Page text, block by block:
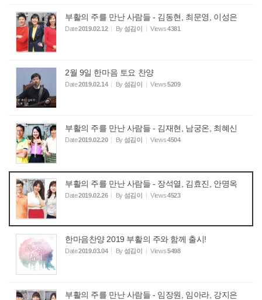
부활의 주를 만난 사람들 - 김동현, 최문영, 이성은
Date2019.02.12 By섬김이 Views4381
2월 9일 한마음 토요 찬양
Date2019.02.14 By섬김이 Views5209
부활의 주를 만난 사람들 - 김재현, 남궁온, 최혜신
Date2019.02.20 By섬김이 Views4504
부활의 주를 만난 사람들 - 장석열, 김효진, 안명옥
Date2019.02.26 By섬김이 Views4523
한마음찬양 2019 부활의 주와 함께 출시!
Date2019.03.04 By섬김이 Views5498
부활의 주를 만난 사람들 - 임장원, 임아라, 강지은